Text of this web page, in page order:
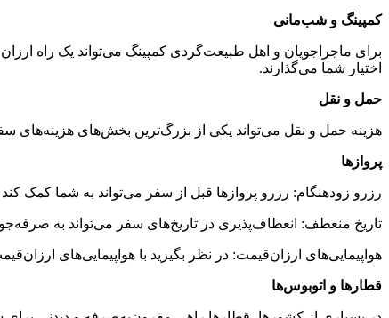
کمپینگ و شب‌مانی
برای ماجراجویان و اهل طبیعت‌گردی کمپینگ می‌تواند یک راه
اختیار شما می‌گذارند.
حمل و نقل
هزینه حمل و نقل می‌تواند یکی از بزرگ‌ترین بخش‌های هزینه‌های
پروازها
رزرو زودهنگام: رزرو پروازها قبل از سفر می‌تواند به شما کمک
تاریخ‌ منعطف: انعطاف‌پذیری در تاریخ‌های سفر می‌تواند به
هواپیمایی‌های ارزان‌قیمت: در نظر بگیرید با هواپیمایی‌های
قطارها و اتوبوس‌ها